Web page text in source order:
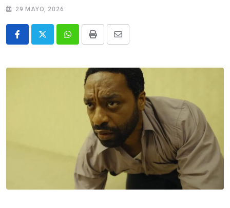
29 MAYO, 2026
WhatsappPrint
Share
Email